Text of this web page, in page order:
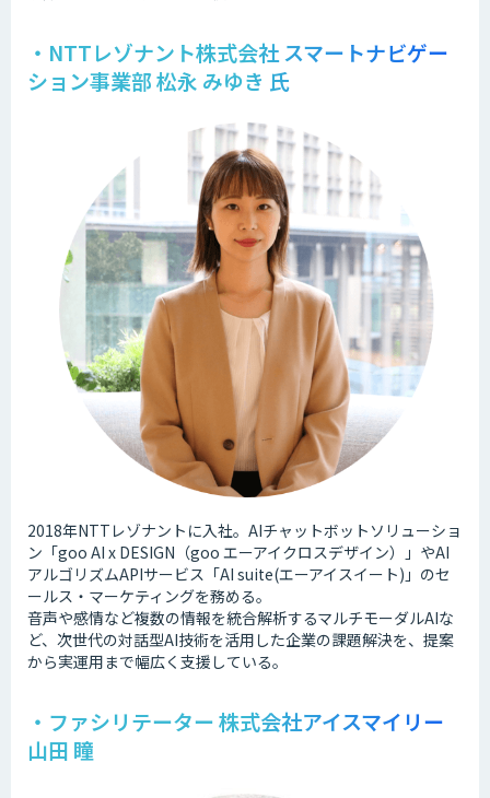
・NTTレゾナント株式会社 スマートナビゲー
ション事業部 松永 みゆき 氏
2018年NTTレゾナントに入社。AIチャットボットソリューショ
ン「goo AI x DESIGN（goo エーアイクロスデザイン）」やAI
アルゴリズムAPIサービス「AI suite(エーアイスイート)」のセ
ールス・マーケティングを務める。
音声や感情など複数の情報を統合解析するマルチモーダルAIな
ど、次世代の対話型AI技術を活用した企業の課題解決を、提案
から実運用まで幅広く支援している。
・ファシリテーター 株式会社アイスマイリー
山田 瞳